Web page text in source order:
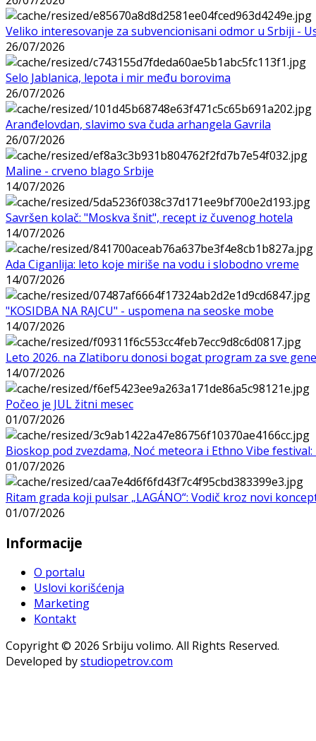
Veliko interesovanje za subvencionisani odmor u Srbiji -
26/07/2026
Selo Jablanica, lepota i mir među borovima
26/07/2026
Aranđelovdan, slavimo sva čuda arhangela Gavrila
26/07/2026
Maline - crveno blago Srbije
14/07/2026
Savršen kolač: "Moskva šnit", recept iz čuvenog hotela
14/07/2026
Ada Ciganlija: leto koje miriše na vodu i slobodno vreme
14/07/2026
"KOSIDBA NA RAJCU" - uspomena na seoske mobe
14/07/2026
Leto 2026. na Zlatiboru donosi bogat program za sve
14/07/2026
Počeo je JUL žitni mesec
01/07/2026
Bioskop pod zvezdama, Noć meteora i Ethno Vibe
01/07/2026
Ritam grada koji pulsar „LAGÁNO“: Vodič kroz novi
01/07/2026
Informacije
O portalu
Uslovi korišćenja
Marketing
Kontakt
Copyright © 2026 Srbiju volimo. All Rights Reserved.
Developed bystudiopetrov.com